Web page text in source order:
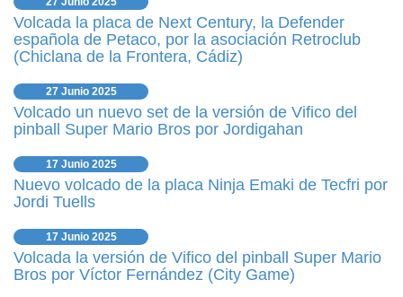
Volcada la placa de Next Century, la Defender
española de Petaco, por la asociación Retroclub
(Chiclana de la Frontera, Cádiz)
27 Junio 2025
Volcado un nuevo set de la versión de Vifico del
pinball Super Mario Bros por Jordigahan
17 Junio 2025
Nuevo volcado de la placa Ninja Emaki de Tecfri por
Jordi Tuells
17 Junio 2025
Volcada la versión de Vifico del pinball Super Mario
Bros por Víctor Fernández (City Game)